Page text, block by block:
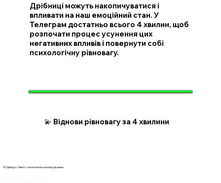
Дрібниці можуть накопичуватися і
впливати на наш емоційний стан. У
Телеграм достатньо всього 4 хвилин, щоб
розпочати процес усунення цих
негативних впливів і повернути собі
психологічну рівновагу.
💫 Віднови рівновагу за 4 хвилини
💛 Швидко. Легко. І з ясністю в кожному рішенні.